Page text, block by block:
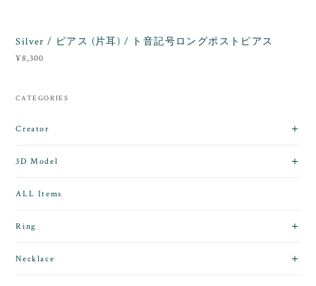
Silver / ピアス (片耳) / ト音記号ロングポストピアス
¥8,300
CATEGORIES
Creator
3D Model
ALL Items
Ring
Necklace